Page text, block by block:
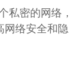
私密的网络，
网络安全和隐